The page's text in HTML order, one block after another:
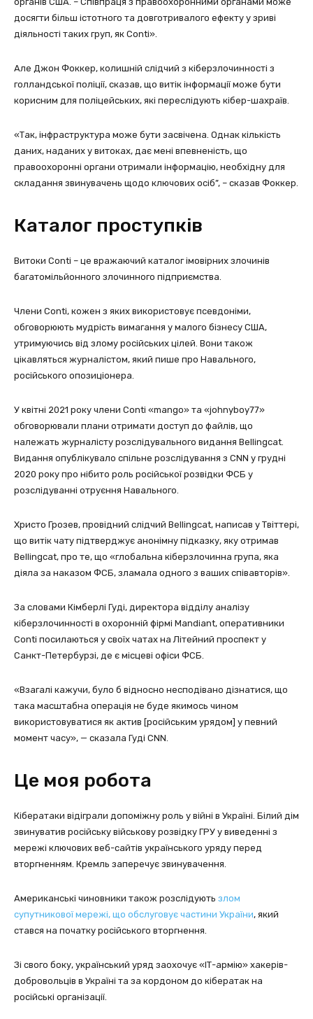
досягти більш істотного та довготривалого ефекту у зриві
діяльності таких груп, як Conti».
Але Джон Фоккер, колишній слідчий з кіберзлочинності з
голландської поліції, сказав, що витік інформації може бути
корисним для поліцейських, які переслідують кібер-шахраїв.
«Так, інфраструктура може бути засвічена. Однак кількість
даних, наданих у витоках, дає мені впевненість, що
правоохоронні органи отримали інформацію, необхідну для
складання звинувачень щодо ключових осіб”, – сказав Фоккер.
Каталог проступків
Витоки Conti – це вражаючий каталог імовірних злочинів
багатомільйонного злочинного підприємства.
Члени Conti, кожен з яких використовує псевдоніми,
обговорюють мудрість вимагання у малого бізнесу США,
утримуючись від злому російських цілей. Вони також
цікавляться журналістом, який пише про Навального,
російського опозиціонера.
У квітні 2021 року члени Conti «mango» та «johnyboy77»
обговорювали плани отримати доступ до файлів, що
належать журналісту розслідувального видання Bellingcat.
Видання опублікувало спільне розслідування з CNN у грудні
2020 року про нібито роль російської розвідки ФСБ у
розслідуванні отруєння Навального.
Христо Грозев, провідний слідчий Bellingcat, написав у Твіттері,
що витік чату підтверджує анонімну підказку, яку отримав
Bellingcat, про те, що «глобальна кіберзлочинна група, яка
діяла за наказом ФСБ, зламала одного з ваших співавторів».
За словами Кімберлі Гуді, директора відділу аналізу
кіберзлочинності в охоронній фірмі Mandiant, оперативники
Conti посилаються у своїх чатах на Літейний проспект у
Санкт-Петербурзі, де є місцеві офіси ФСБ.
«Взагалі кажучи, було б відносно несподівано дізнатися, що
така масштабна операція не буде якимось чином
використовуватися як актив [російським урядом] у певний
момент часу», — сказала Гуді CNN.
Це моя робота
Кібератаки відіграли допоміжну роль у війні в Україні. Білий дім
звинуватив російську військову розвідку ГРУ у виведенні з
мережі ключових веб-сайтів українського уряду перед
вторгненням. Кремль заперечує звинувачення.
Американські чиновники також розслідують злом
супутникової мережі, що обслуговує частини України, який
стався на початку російського вторгнення.
Зі свого боку, український уряд заохочує «ІТ-армію» хакерів-
добровольців в Україні та за кордоном до кібератак на
російські організації.